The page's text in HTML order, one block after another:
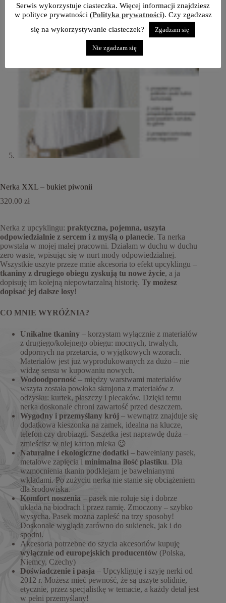
Nerka XXL – bukiet piwonii
320.00 zł
Nerka z upcyklingu: praktyczna, pojemna, uszyta
odpowiedzialnie z sercem i z myślą o planecie. Ta nerka
powstała w mojej małej pracowni. Działam w duchu w duchu
zero waste, wpisując się w nurt mody odpowiedzialnej.
Wszystkie uszyte przeze mnie akcesoria to efekt upcyklingu –
tkaniny z drugiego obiegu zyskują tu nowe życie, a ja
dopisuję im kolejną niepowtarzalną historię. Ty możesz
dopisać jej dalsze losy!
CO MNIE WYRÓŻNIA?
Unikalne tkaniny – korzystam wyłącznie z materiałów
z drugiego/kolejnego obiegu: mocnych, trwałych,
odpornych na przetarcia, o wyjątkowych wzorach.
Materiałów jest już wyprodukowanych za dużo – nie
widzę sensu w kupowaniu nowych.
Wodoodporność – między warstwami materiałów
wszyta została powłoka skrojona z materiałów z
odzysku: kurtek, płaszczy i plecaków. Dzięki temu
nerka doskonale chroni zawartość przed deszczem.
Wygodny i przemyślany krój – wewnątrz znajduje się
dodatkowa kieszonka na zamek, idealna na klucze,
telefon czy drobiazgi. Saszetka jest naprawdę duża –
zmieścisz w niej karton mleka 😉
Naturalne i ekologiczne dodatki – bawełniany pasek,
metalowe zapięcia i minimalna ilość plastiku. Dla
wzmocnienia tkanin podklejam je bawełnianymi
wkładami. Po zużyciu nerka nie stanie się obciążeniem
dla środowiska.
Komfort noszenia – pasek nie roluje się i dobrze
układa na biodrach i przez ramię. Zmoczony – szybko
wysycha. Pasek można zapleść na trzy sposoby!
Doskonale wygląda zarówno do sukienek, jak i do
spodni.
Akcesoria potrzebne do szycia akcesoriów kupuję
wyłącznie od europejskich producentów (Polska,
Niemcy, Czechy)
Doświadczenie i pasja – Upcykliguję i szyję nerki od
2012 r. Możesz mieć pewność, że są uszyte solidnie,
etycznie, przez specjalistkę w temacie, a każdy detal jest
w pełni przemyślany!
Serwis wykorzystuje ciasteczka. Więcej informacji znajdziesz
w polityce prywatności (Polityka prywatności). Czy zgadzasz
się na wykorzystywanie ciasteczek?
Zgadzam się
Nie zgadzam się